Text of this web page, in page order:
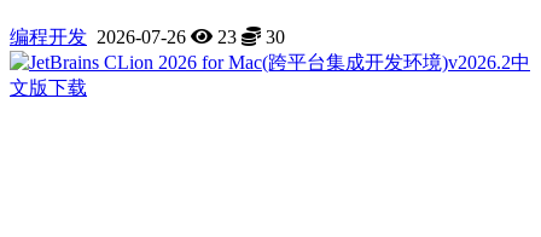
编程开发 2026-07-26 23 30